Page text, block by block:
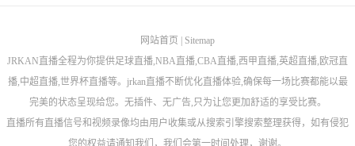
网站首页
Sitemap
JRKAN直播全程为你提供足球直播,NBA直播,CBA直播,西甲直播,英超直播,欧冠直
播,中超直播,世界杯直播等。jrkan直播不断优化直播体验,确保每一场比赛都能以最
完美的状态呈现给您。无插件、无广告,只为让您更加舒适的享受比赛。
直播所有直播信号和视频录像均由用户收集或从搜索引擎搜索整理获得，如有侵犯
您的权益请通知我们，我们会第一时间处理，谢谢。